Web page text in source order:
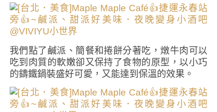
我們點了鹹派、簡餐和捲餅分著吃，燉牛肉可以
吃到肉質的軟嫩卻又保持了食物的原型，以小巧
的鑄鐵鍋裝盛好可愛，又能達到保溫的效果。